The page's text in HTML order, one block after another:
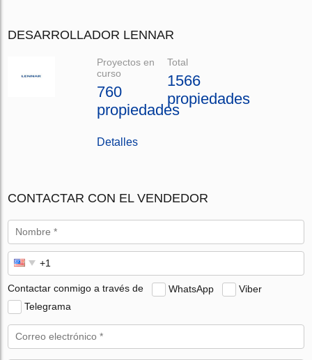
DESARROLLADOR LENNAR
Proyectos en
curso
760
propiedades
Total
1566
propiedades
Detalles
CONTACTAR CON EL VENDEDOR
Contactar conmigo a través de WhatsApp
Viber
Telegrama